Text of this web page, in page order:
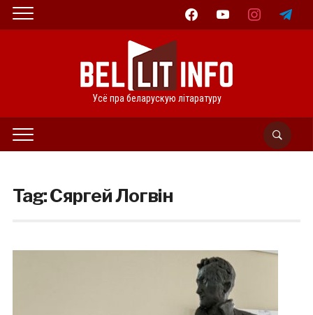
facebookyoutube instagramtelegram
Усё пра беларускую літаратуру
Tag:Сяргей Логвін